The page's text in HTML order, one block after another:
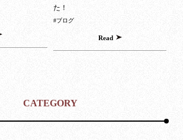
た！
#ブログ
Read
CATEGORY